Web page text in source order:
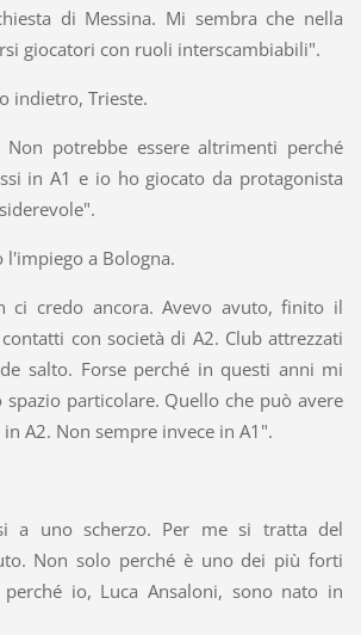
di Messina. Mi sembra che nella
giocatori con ruoli interscambiabili".
indietro, Trieste.
Non potrebbe essere altrimenti perché
in A1 e io ho giocato da protagonista
l'impiego a Bologna.
ci credo ancora. Avevo avuto, finito il
con società di A2. Club attrezzati
salto. Forse perché in questi anni mi
particolare. Quello che può avere
A2. Non sempre invece in A1".
a uno scherzo. Per me si tratta del
Non solo perché è uno dei più forti
io, Luca Ansaloni, sono nato in